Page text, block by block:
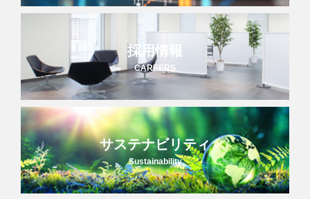
採用情報
CAREERS
サステナビリティ
Sustainability